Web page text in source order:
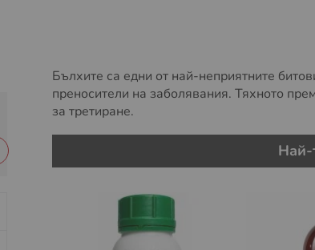
Бълхите са едни от най-неприятните
преносители на заболявания. Тяхното
за третиране.
Най-